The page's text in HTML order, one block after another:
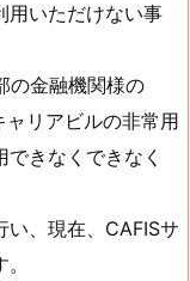
用いただけない事
の金融機関様の
リアビルの非常用
きなくできなく
い、現在、CAFISサ